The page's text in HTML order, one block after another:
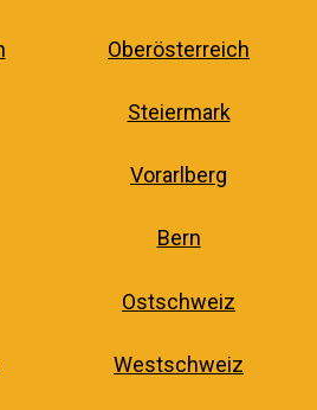
Oberösterreich
Steiermark
Vorarlberg
Bern
Ostschweiz
Westschweiz